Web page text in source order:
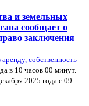
и земельных
сообщает о
заключения
собственность
в 10 часов 00 минут.
2025 года с 09